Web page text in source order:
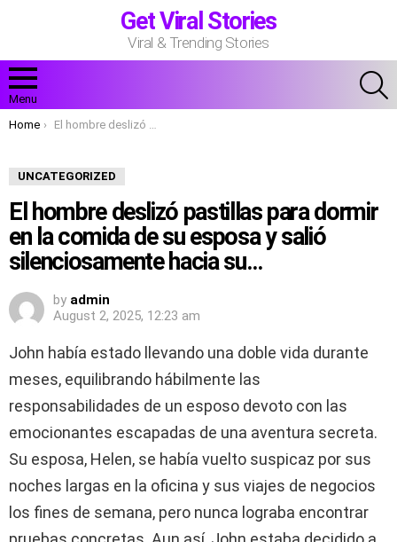
Get Viral Stories
Viral & Trending Stories
Menu
You are here:
Home El hombre deslizó pastillas para dormir en la comida de su esposa y salió silenciosamente hacia su…
UNCATEGORIZED
El hombre deslizó pastillas para dormir
en la comida de su esposa y salió
silenciosamente hacia su…
by admin
August 2, 2025, 12:23 am
John había estado llevando una doble vida durante
meses, equilibrando hábilmente las
responsabilidades de un esposo devoto con las
emocionantes escapadas de una aventura secreta.
Su esposa, Helen, se había vuelto suspicaz por sus
noches largas en la oficina y sus viajes de negocios
los fines de semana, pero nunca lograba encontrar